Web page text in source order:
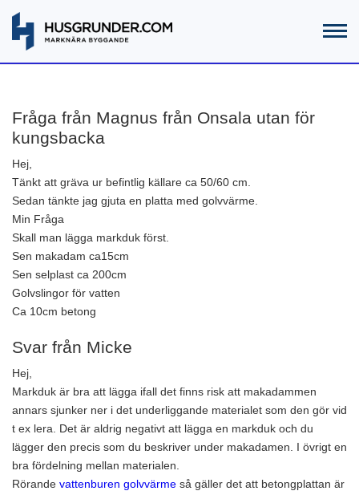
Fråga från Magnus från Onsala utan för
kungsbacka
Hej,
Tänkt att gräva ur befintlig källare ca 50/60 cm.
Sedan tänkte jag gjuta en platta med golvvärme.
Min Fråga
Skall man lägga markduk först.
Sen makadam ca15cm
Sen selplast ca 200cm
Golvslingor för vatten
Ca 10cm betong
Svar från Micke
Hej,
Markduk är bra att lägga ifall det finns risk att makadammen
annars sjunker ner i det underliggande materialet som den gör vid
t ex lera. Det är aldrig negativt att lägga en markduk och du
lägger den precis som du beskriver under makadamen. I övrigt en
bra fördelning mellan materialen.
Rörande vattenburen golvvärme så gäller det att betongplattan är